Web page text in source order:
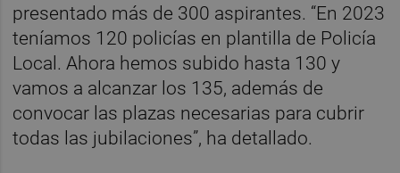
presentado más de 300 aspirantes. “En 2023
teníamos 120 policías en plantilla de Policía
Local. Ahora hemos subido hasta 130 y
vamos a alcanzar los 135, además de
convocar las plazas necesarias para cubrir
todas las jubilaciones”, ha detallado.